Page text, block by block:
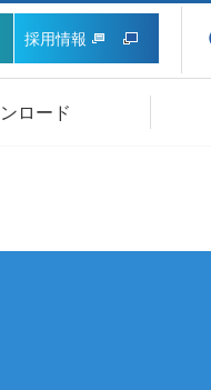
採用情報
ロード